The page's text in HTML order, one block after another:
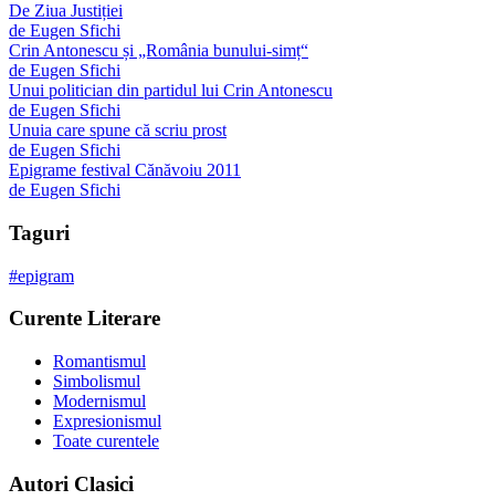
De Ziua Justiției
de Eugen Sfichi
Crin Antonescu și „România bunului-simț“
de Eugen Sfichi
Unui politician din partidul lui Crin Antonescu
de Eugen Sfichi
Unuia care spune că scriu prost
de Eugen Sfichi
Epigrame festival Cănăvoiu 2011
de Eugen Sfichi
Taguri
#epigram
Curente Literare
Romantismul
Simbolismul
Modernismul
Expresionismul
Toate curentele
Autori Clasici